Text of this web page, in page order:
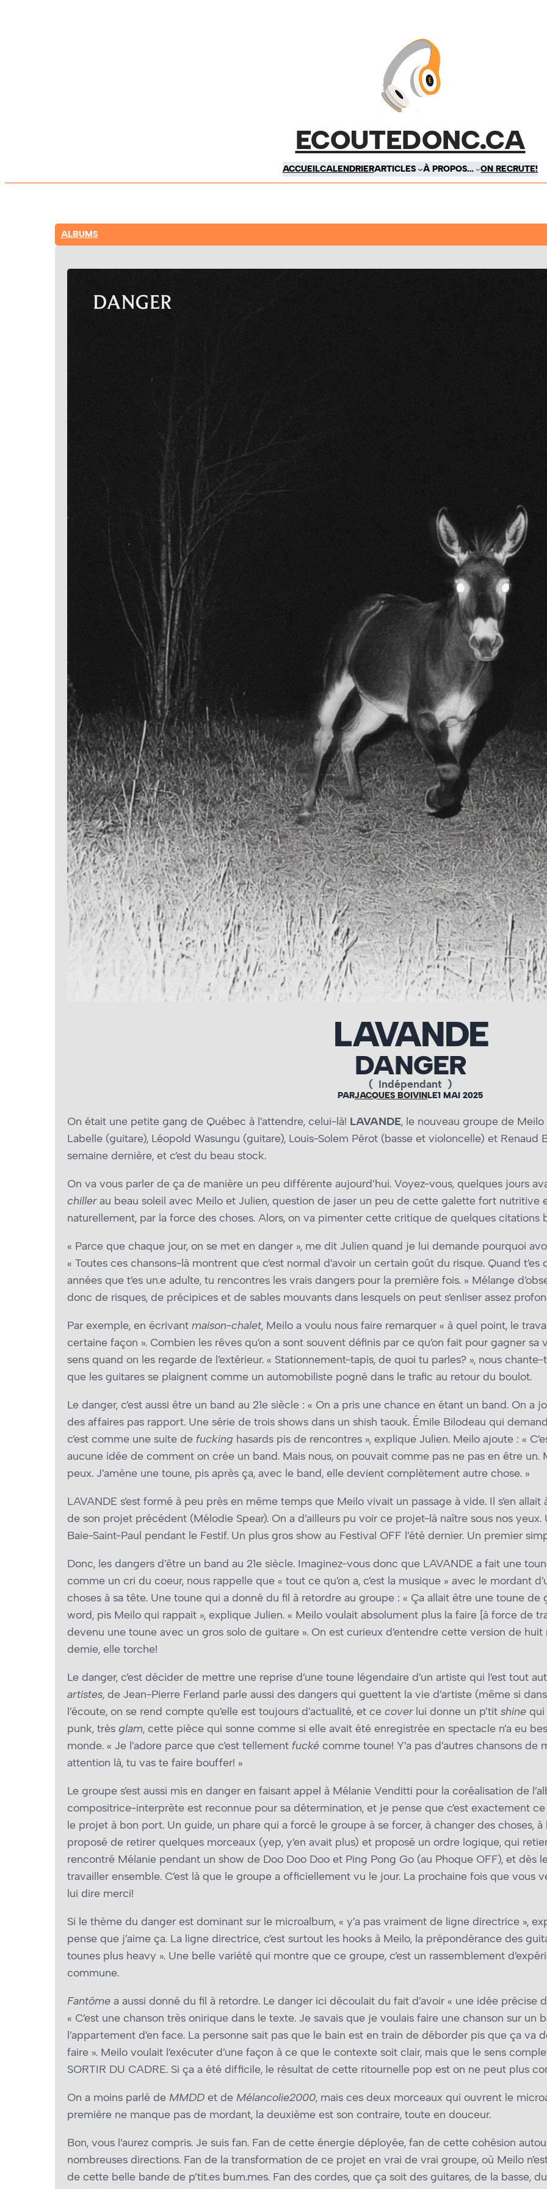
ECOUTEDONC.CA
ACCUEILCALENDRIERARTICLES À PROPOS… ON RECRUTE!
ALBUMS
LAVANDE
DANGER
( Indépendant )
PARJACQUES BOIVINLE1 MAI 2025
On était une petite gang de Québec à l’attendre, celui-là! LAVANDE, le nouveau groupe de
Labelle (guitare), Léopold Wasungu (guitare), Louis-Solem Pérot (basse et violoncelle) et
semaine dernière, et c’est du beau stock.
On va vous parler de ça de manière un peu différente aujourd’hui. Voyez-vous, quelques jours
chillerau beau soleil avec Meilo et Julien, question de jaser un peu de cette galette fort nutritive
naturellement, par la force des choses. Alors, on va pimenter cette critique de quelques citations
« Parce que chaque jour, on se met en danger », me dit Julien quand je lui demande pourquoi
« Toutes ces chansons-là montrent que c’est normal d’avoir un certain goût du risque. Quand
années que t’es un.e adulte, tu rencontres les vrais dangers pour la première fois. » Mélange
donc de risques, de précipices et de sables mouvants dans lesquels on peut s’enliser assez
Par exemple, en écrivant maison-chalet, Meilo a voulu nous faire remarquer « à quel point, le
certaine façon ». Combien les rêves qu’on a sont souvent définis par ce qu’on fait pour gagner sa
sens quand on les regarde de l’extérieur. « Stationnement-tapis, de quoi tu parles? », nous
que les guitares se plaignent comme un automobiliste pogné dans le trafic au retour du boulot.
Le danger, c’est aussi être un band au 21e siècle : « On a pris une chance en étant un band. On a
des affaires pas rapport. Une série de trois shows dans un shish taouk. Émile Bilodeau qui
c’est comme une suite de fucking hasards pis de rencontres », explique Julien. Meilo ajoute : «
aucune idée de comment on crée un band. Mais nous, on pouvait comme pas ne pas en être un.
peux. J’amène une toune, pis après ça, avec le band, elle devient complètement autre chose. »
LAVANDE s’est formé à peu près en même temps que Meilo vivait un passage à vide. Il s’en allait
de son projet précédent (Mélodie Spear). On a d’ailleurs pu voir ce projet-là naître sous nos
Baie-Saint-Paul pendant le Festif. Un plus gros show au Festival OFF l’été dernier. Un premier
Donc, les dangers d’être un band au 21e siècle. Imaginez-vous donc que LAVANDE a fait une
comme un cri du coeur, nous rappelle que « tout ce qu’on a, c’est la musique » avec le mordant
choses à sa tête. Une toune qui a donné du fil à retordre au groupe : « Ça allait être une toune de
word, pis Meilo qui rappait », explique Julien. « Meilo voulait absolument plus la faire [à force de
devenu une toune avec un gros solo de guitare ». On est curieux d’entendre cette version de
demie, elle torche!
Le danger, c’est décider de mettre une reprise d’une toune légendaire d’un artiste qui l’est tout
artistes, de Jean-Pierre Ferland parle aussi des dangers qui guettent la vie d’artiste (même si
l’écoute, on se rend compte qu’elle est toujours d’actualité, et ce coverlui donne un p’tit shine qui
punk, très glam, cette pièce qui sonne comme si elle avait été enregistrée en spectacle n’a eu
monde. « Je l’adore parce que c’est tellement fucké comme toune! Y’a pas d’autres chansons de
attention là, tu vas te faire bouffer! »
Le groupe s’est aussi mis en danger en faisant appel à Mélanie Venditti pour la coréalisation de
compositrice-interprète est reconnue pour sa détermination, et je pense que c’est exactement
le projet à bon port. Un guide, un phare qui a forcé le groupe à se forcer, à changer des choses,
proposé de retirer quelques morceaux (yep, y’en avait plus) et proposé un ordre logique, qui
rencontré Mélanie pendant un show de Doo Doo Doo et Ping Pong Go (au Phoque OFF), et dès
travailler ensemble. C’est là que le groupe a officiellement vu le jour. La prochaine fois que vous
lui dire merci!
Si le thème du danger est dominant sur le microalbum, « y’a pas vraiment de ligne directrice »,
pense que j’aime ça. La ligne directrice, c’est surtout les hooks à Meilo, la prépondérance des
tounes plus heavy ». Une belle variété qui montre que ce groupe, c’est un rassemblement
commune.
Fantôme a aussi donné du fil à retordre. Le danger ici découlait du fait d’avoir « une idée précise
« C’est une chanson très onirique dans le texte. Je savais que je voulais faire une chanson sur un
l’appartement d’en face. La personne sait pas que le bain est en train de déborder pis que ça va
faire ». Meilo voulait l’exécuter d’une façon à ce que le contexte soit clair, mais que le sens
SORTIR DU CADRE. Si ça a été difficile, le résultat de cette ritournelle pop est on ne peut plus
On a moins parlé de MMDD et de Mélancolie2000, mais ces deux morceaux qui ouvrent le
première ne manque pas de mordant, la deuxième est son contraire, toute en douceur.
Bon, vous l’aurez compris. Je suis fan. Fan de cette énergie déployée, fan de cette cohésion
nombreuses directions. Fan de la transformation de ce projet en vrai de vrai groupe, où Meilo
de cette belle bande de p’tit.es bum.mes. Fan des cordes, que ça soit des guitares, de la basse,